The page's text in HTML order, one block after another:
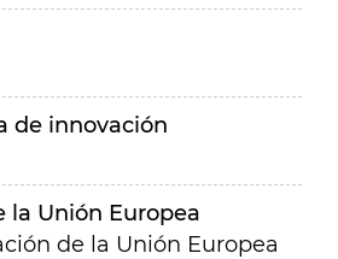
de innovación
la Unión Europea
de la Unión Europea